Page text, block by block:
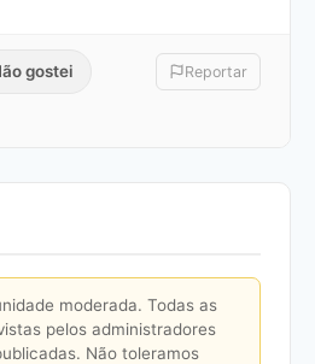
gostei Reportar
moderada. Todas as
pelos administradores
Não toleramos